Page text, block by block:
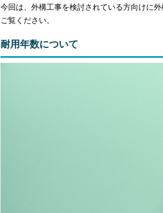
今回は、外構工事を検討されている方向けに
ご覧ください。
耐用年数について